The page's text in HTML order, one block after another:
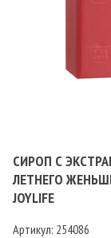
СИРОП С
ЛЕТНЕГО
JOYLIFE
Артикул: 254086